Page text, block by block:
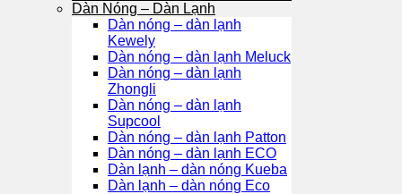
Dàn Nóng – Dàn Lạnh
Dàn nóng – dàn lạnh
Kewely
Dàn nóng – dàn lạnh Meluck
Dàn nóng – dàn lạnh
Zhongli
Dàn nóng – dàn lạnh
Supcool
Dàn nóng – dàn lạnh Patton
Dàn nóng – dàn lạnh ECO
Dàn lạnh – dàn nóng Kueba
Dàn lạnh – dàn nóng Eco